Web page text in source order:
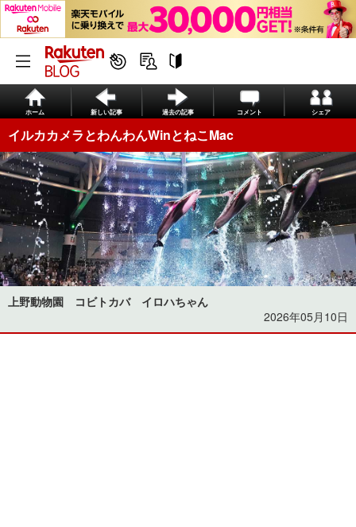
ホーム 新しい記事 過去の記事 コメント シェア
イルカカメラとわんわんWinとねこMac
上野動物園 コビトカバ イロハちゃん
2026年05月10日